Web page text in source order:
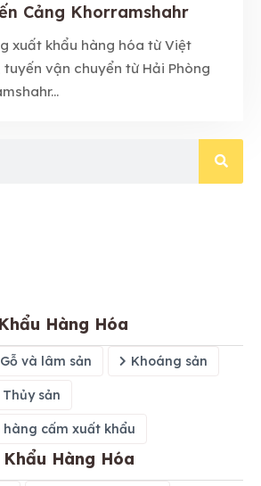
Cảng Khorramshahr
xuất khẩu hàng hóa từ Việt
vận chuyển từ Hải Phòng
Hàng Hóa
Gỗ và lâm sản Khoáng sản
Thủy sản
cấm xuất khẩu
Hàng Hóa